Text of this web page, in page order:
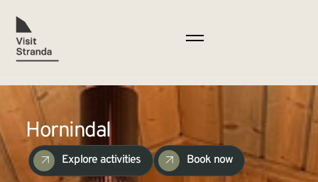
Hornindal
Explore activities Book now